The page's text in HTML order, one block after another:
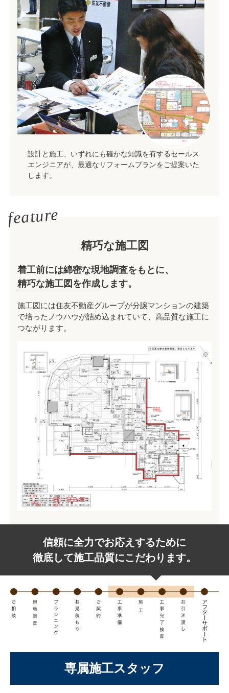
設計と施工、いずれにも確かな知識を有するセールス
エンジニアが、最適なリフォームプランをご提案いた
します。
feature
精巧な施工図
着工前には綿密な現地調査をもとに、
精巧な施工図を作成 します。
施工図には住友不動産グループが分譲マンションの建築
で培ったノウハウが詰め込まれていて、高品質な施工に
つながります。
信頼に全力でお応えするために
徹底して施工品質にこだわります。
専属施工スタッフ